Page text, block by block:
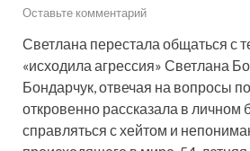
Оставьте комментарий
Светлана перестала общаться с
«исходила агрессия» Светлана
Бондарчук, отвечая на вопросы
откровенно рассказала в личном
справляться с хейтом и